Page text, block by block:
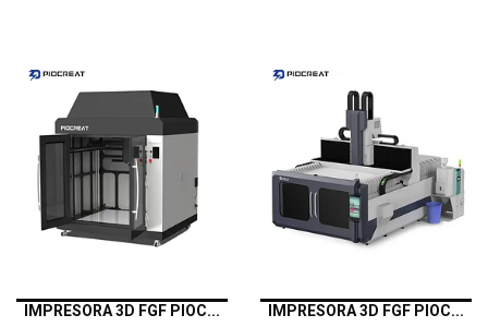
IMPRESORA 3D FGF PIOC...
IMPRESORA 3D FGF PIOC...